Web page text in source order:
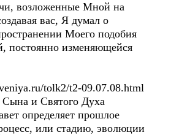
возложенные Мной на
вас, Я думал о
Моего подобия
постоянно изменяющейся
tolk2/t2-09.07.08.html
и Святого Духа
определяет прошлое
или стадию, эволюции